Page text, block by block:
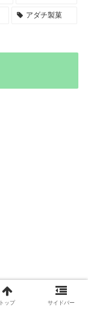
アダチ製菓
トップ サイドバー